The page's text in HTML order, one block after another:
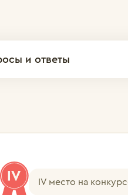
и ответы
IV место на